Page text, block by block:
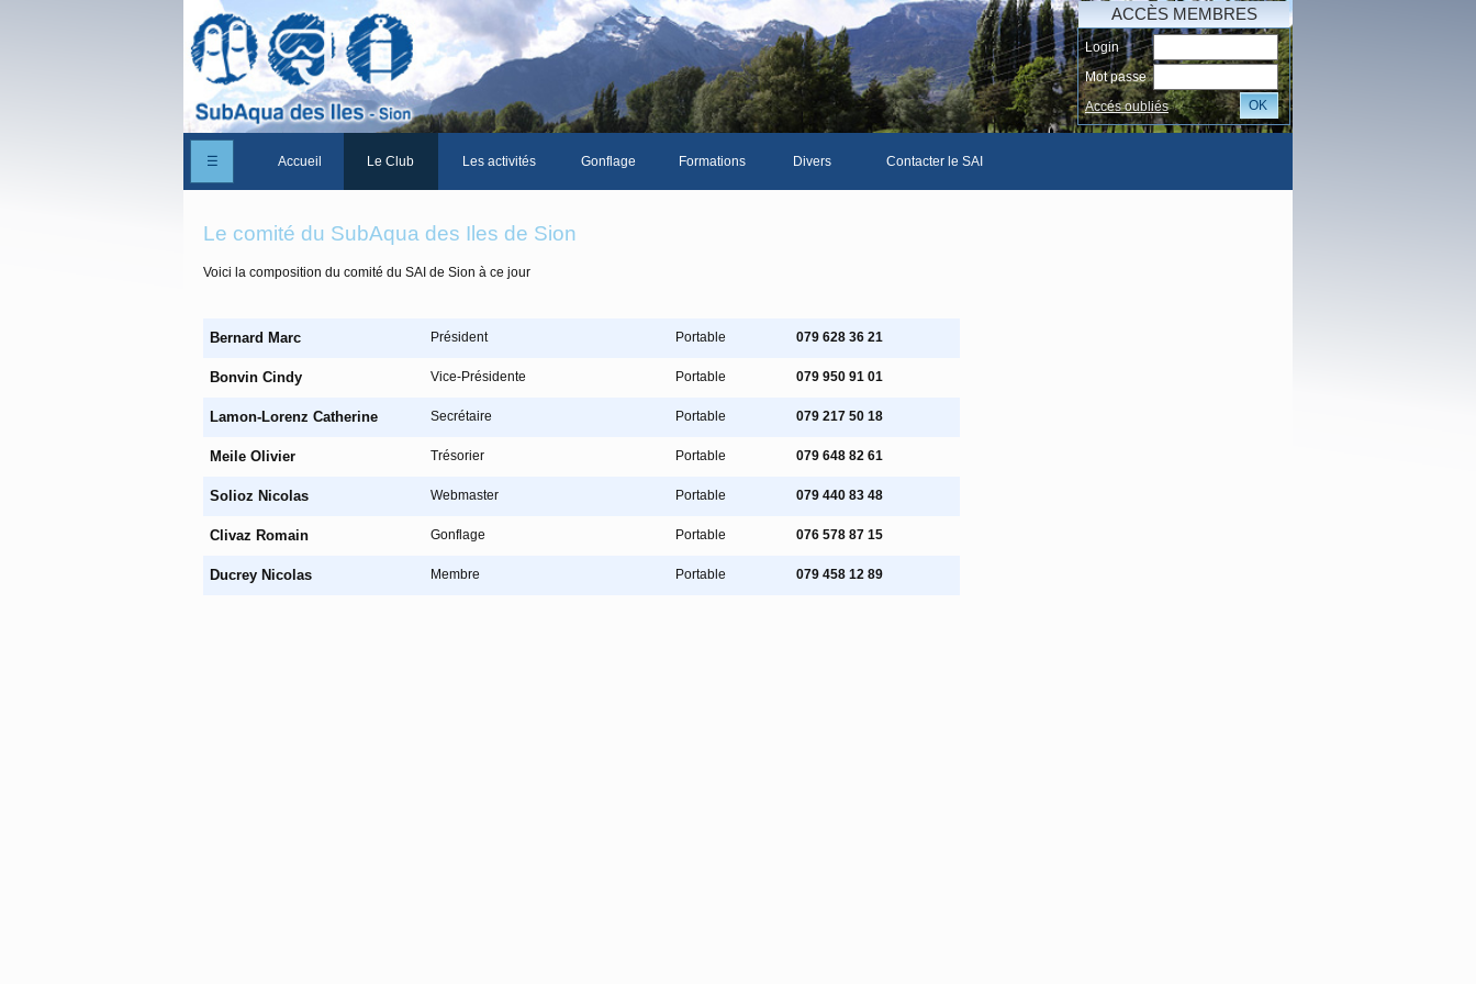
ACCÈS MEMBRES
Login
Mot passe
Accés oubliés
OK
☰ Accueil Le Club
Les membres du club
La Cabane des Iles
Le domaine des Iles
Adhérer/Devenir membre
Les activités Gonflage Formations Divers
Documents divers
Piscine Sion
Contacter le SAI
Le comité du SubAqua des Iles de Sion
Voici la composition du comité du SAI de Sion à ce jour
Bernard Marc Président Portable 079 628 36 21
Bonvin Cindy Vice-Présidente Portable 079 950 91 01
Lamon-Lorenz Catherine Secrétaire Portable 079 217 50 18
Meile Olivier Trésorier Portable 079 648 82 61
Solioz Nicolas Webmaster Portable 079 440 83 48
Clivaz Romain Gonflage Portable 076 578 87 15
Ducrey Nicolas Membre Portable 079 458 12 89